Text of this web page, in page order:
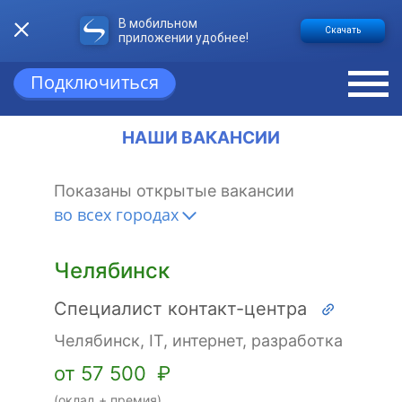
В мобильном
приложении удобнее!
Скачать
Подключиться
ВАКАНСИИ И РАБОТА В КОМПАНИИ
НАШИ ВАКАНСИИ
Показаны открытые вакансии
во всех городах
Челябинск
Специалист контакт-центра
Челябинск, IT, интернет, разработка
от 57 500 ₽